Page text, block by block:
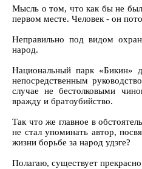
Мысль о том, что как бы не
первом месте. Человек - он
Неправильно под видом
народ.
Национальный парк «Бикин»
непосредственным
случае не бестолковыми
вражду и братоубийство.
Так что же главное в
не стал упоминать автор,
жизни борьбе за народ удэге?
Полагаю, существует